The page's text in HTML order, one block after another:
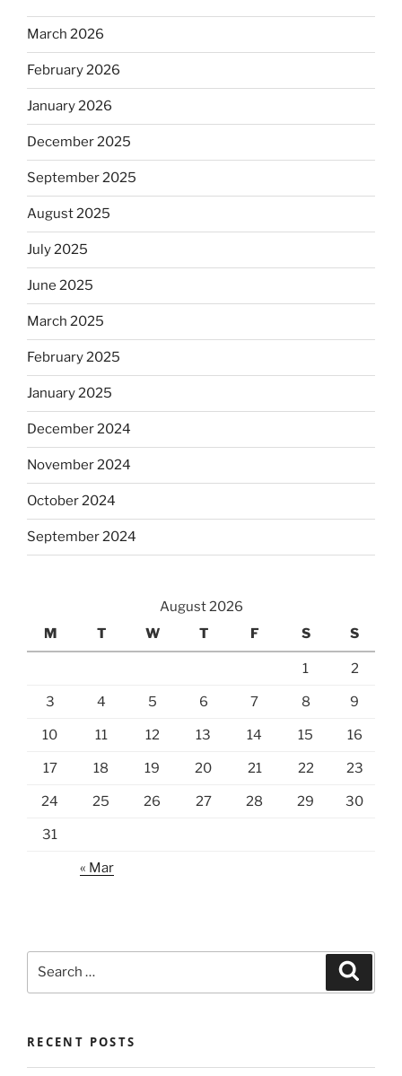
March 2026
February 2026
January 2026
December 2025
September 2025
August 2025
July 2025
June 2025
March 2025
February 2025
January 2025
December 2024
November 2024
October 2024
September 2024
August 2026
M
T W T F S S
1 2
3 4 5 6 7 8 9
10 11 12 13 14 15 16
17 18 19 20 21 22 23
24 25 26 27 28 29 30
31
« Mar
RECENT POSTS